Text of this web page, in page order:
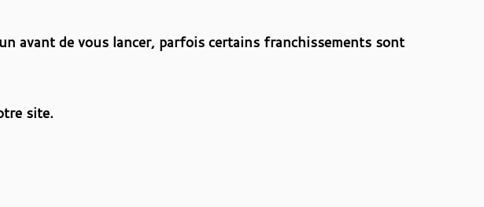
avant de vous lancer, parfois certains franchissements sont
site.